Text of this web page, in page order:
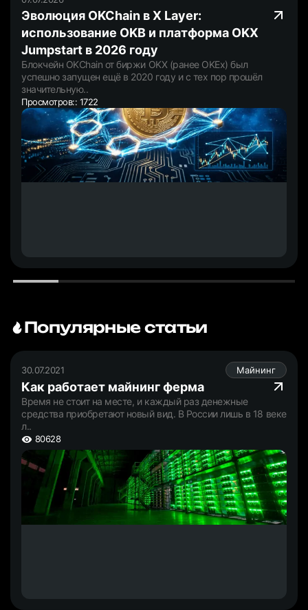
Эволюция OKChain в X Layer:
использование OKB и платформа OKX
Jumpstart в 2026 году
Блокчейн OKChain от биржи OKX (ранее OKEx) был
успешно запущен ещё в 2020 году и с тех пор прошёл
значительную..
Просмотров:: 1722
Популярные статьи
30.07.2021 Майнинг
Как работает майнинг ферма
Время не стоит на месте, и каждый раз денежные
средства приобретают новый вид. В России лишь в 18 веке
л..
80628